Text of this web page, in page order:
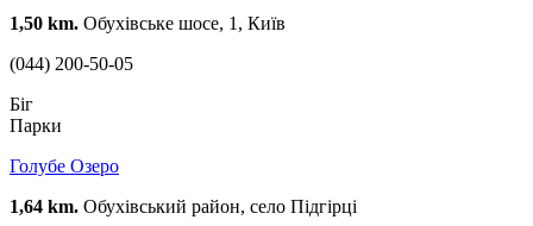
1,50 km. Обухівське шосе, 1, Київ
(044) 200-50-05
Біг
Парки
Голубе Озеро
1,64 km. Обухівський район, село Підгірці